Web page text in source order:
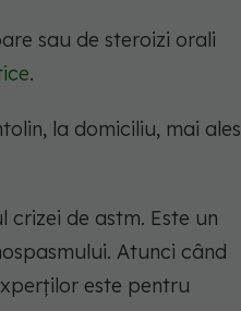
sau de steroizi orali
.
la domiciliu, mai ales
crizei de astm. Este un
Atunci când
este pentru